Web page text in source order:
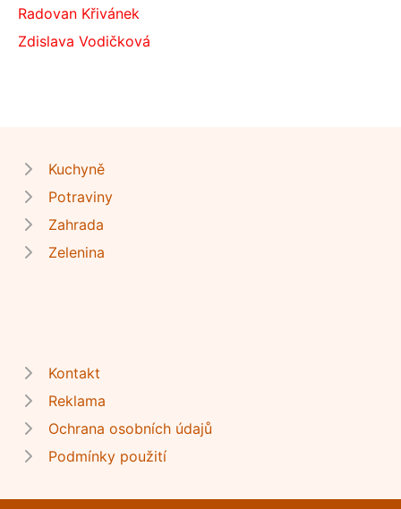
Radovan Křivánek
Zdislava Vodičková
Kuchyně
Potraviny
Zahrada
Zelenina
Kontakt
Reklama
Ochrana osobních údajů
Podmínky použití